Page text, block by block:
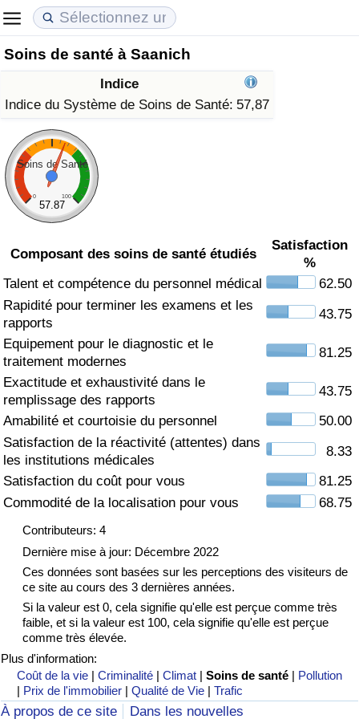
Soins de santé à Saanich
Indice
Indice du Système de Soins de Santé: 57,87
Soins de Santé
0 100
57.87
Composant des soins de santé étudiés
Satisfaction
%
Talent et compétence du personnel médical
62.50
Rapidité pour terminer les examens et les
rapports
43.75
Equipement pour le diagnostic et le
traitement modernes
81.25
Exactitude et exhaustivité dans le
remplissage des rapports
43.75
Amabilité et courtoisie du personnel
50.00
Satisfaction de la réactivité (attentes) dans
les institutions médicales
8.33
Satisfaction du coût pour vous
81.25
Commodité de la localisation pour vous
68.75
Contributeurs: 4
Dernière mise à jour: Décembre 2022
Ces données sont basées sur les perceptions des visiteurs de
ce site au cours des 3 dernières années.
Si la valeur est 0, cela signifie qu'elle est perçue comme très
faible, et si la valeur est 100, cela signifie qu'elle est perçue
comme très élevée.
Plus d'information:
Coût de la vie |Criminalité |Climat |Soins de santé | Pollution
| Prix de l'immobilier |Qualité de Vie |Trafic
À propos de ce site Dans les nouvelles
Coût de la vie
Indice du Coût de la Vie (Actuel)
Indice du Coût de la Vie
Indice du coût de la vie par pays
à Akaba
Prix de l'immobilier
Indice des Prix de l'immobilier (Actuel)
Indice des Prix de l'immobilier
Indice des Prix de l'immobilier par Pays
Qualité de Vie
Indice de Qualité de Vie
Indice de Qualité de Vie (Actuel)
Indice de qualité de vie par pays
Criminalité
Indice de Criminalité (Actuel)
Indice de Criminalité
Indice de criminalité par pays
Soins de santé
Indice des soins de santé (Actuel)
Indice des soins de santé
Indice des soins de santé par Pays
Pollution
Indice de Pollution (Actuel)
Indice de pollution
Indice de Pollution par Pays
Trafic